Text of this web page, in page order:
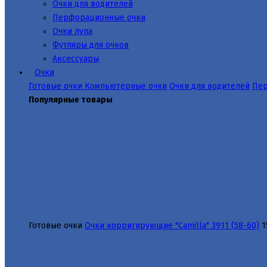
Очки для водителей
Перфорационные очки
Очки лупа
Футляры для очков
Аксессуары
Очки
Готовые очки Компьютерные очки Очки для водителей
Популярные товары
Готовые очки Очки корригирующие "Camilla" 3911 (58-60)